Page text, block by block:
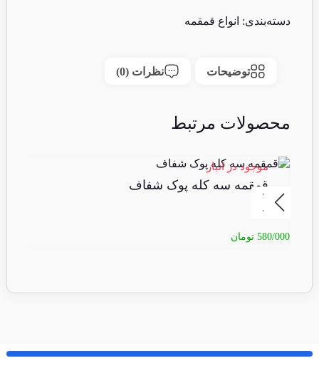
دسته‌بندی: انواع قمقمه
توضیحات نظرات (0)
محصولات مرتبط
موجود در انبار
قمقمه سه کله پوک شفاف
580/000 تومان